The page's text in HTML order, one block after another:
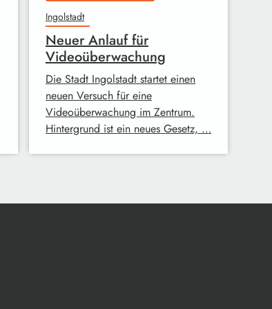
Ingolstadt
Neuer Anlauf für
Videoüberwachung
Die Stadt Ingolstadt startet einen
neuen Versuch für eine
Videoüberwachung im Zentrum.
Hintergrund ist ein neues Gesetz, …